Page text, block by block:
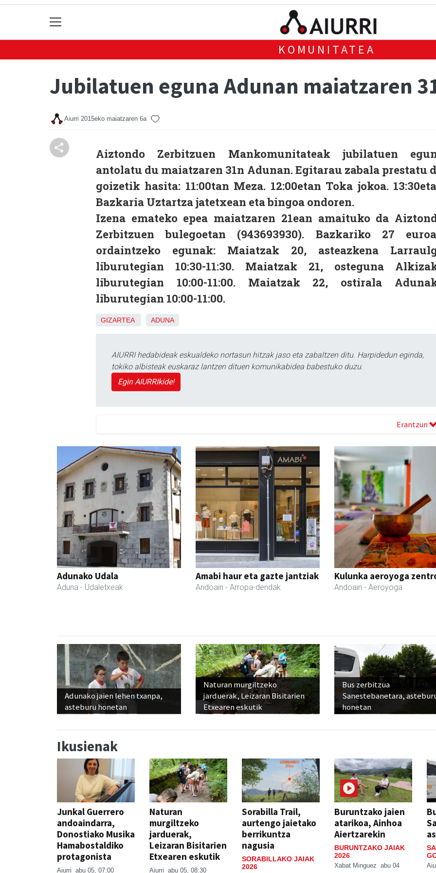
KOMUNITATEA
Jubilatuen eguna Adunan maiatzaren
Aiurri 2015eko maiatzaren 6a
Aiztondo Zerbitzuen Mankomunitateak jubilatuen
antolatu du maiatzaren 31n Adunan. Egitarau zabala prestatu
goizetik hasita: 11:00tan Meza. 12:00etan Toka jokoa.
Bazkaria Uztartza jatetxean eta bingoa ondoren.
Izena emateko epea maiatzaren 21ean amaituko da
Zerbitzuen bulegoetan (943693930). Bazkariko 27
ordaintzeko egunak: Maiatzak 20, asteazkena
liburutegian 10:30-11:30. Maiatzak 21, osteguna
liburutegian 10:00-11:00. Maiatzak 22, ostirala
liburutegian 10:00-11:00.
GIZARTEA ADUNA
AIURRI hedabideak eskualdeko nortasun hitzak jaso eta zabaltzen ditu. Harpidedun eginda,
tokiko albisteak euskaraz lantzen dituen komunikabidea babestuko duzu.
Egin AIURRIkide!
Erantzun
Adunako Udala
Aduna - Udaletxeak
Amabi haur eta gazte jantziak
Andoain - Arropa-dendak
Kulunka aeroyoga
Andoain - Aeroyoga
Adunako jaien lehen txanpa,
asteburu honetan
Naturan murgiltzeko
jarduerak, Leizaran Bisitarien
Etxearen eskutik
Bus zerbitzua
Sanestebanetara,
honetan
Ikusienak
Junkal Guerrero
andoaindarra,
Donostiako Musika
Hamabostaldiko
protagonista
Aiurri abu 05, 07:00
Naturan
murgiltzeko
jarduerak,
Leizaran Bisitarien
Etxearen eskutik
Aiurri abu 05, 08:30
Sorabilla Trail,
aurtengo jaietako
berrikuntza
nagusia
SORABILLAKO JAIAK
2026
Buruntzako jaien
atarikoa, Ainhoa
Aiertzarekin
BURUNTZAKO JAIAK
2026
Xabat Minguez abu 04